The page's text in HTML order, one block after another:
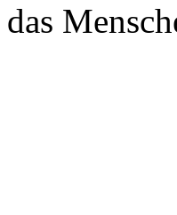
das